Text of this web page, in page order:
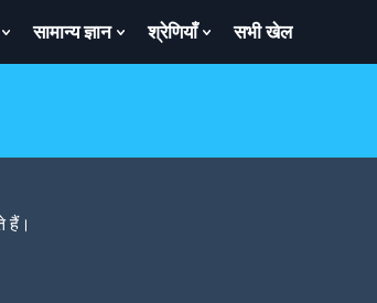
Show
Submenu
सामान्य ज्ञान
Show
Submenu
श्रेणियाँ
Show
Submenu
सभी खेल
हैं।